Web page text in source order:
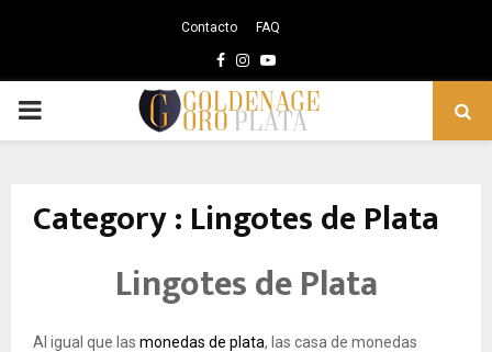
Contacto FAQ
Facebook
Instagram
Youtube
PRIMARY
Category : Lingotes de Plata
Lingotes de Plata
Al igual que las monedas de plata, las casa de monedas